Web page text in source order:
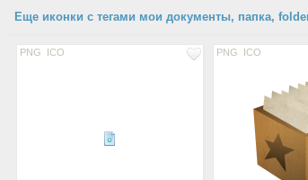
Еще иконки с тегами мои документы, папка,
PNG ICO PNG ICO